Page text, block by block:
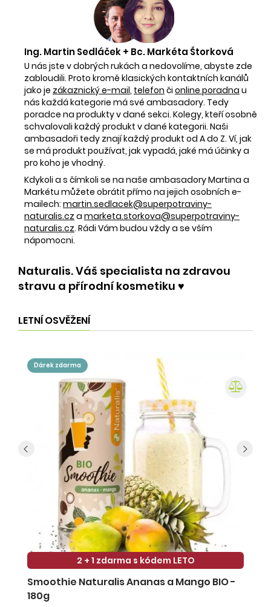
Ing. Martin Sedláček + Bc. Markéta Štorková
U nás jste v dobrých rukách a nedovolíme, abyste zde
zabloudili. Proto kromě klasických kontaktních kanálů
jako je zákaznický e-mail, telefon či online poradna u
nás každá kategorie má své ambasadory. Tedy
poradce na produkty v dané sekci. Kolegy, kteří osobně
schvalovali každý produkt v dané kategorii. Naši
ambasadoři tedy znají každý produkt od A do Z. Ví, jak
se má produkt používat, jak vypadá, jaké má účinky a
pro koho je vhodný.
Kdykoli a s čímkoli se na naše ambasadory Martina a
Markétu můžete obrátit přímo na jejich osobních e-
mailech: martin.sedlacek@superpotraviny-
naturalis.cz a marketa.storkova@superpotraviny-
naturalis.cz. Rádi Vám budou vždy a se vším
nápomocni.
Naturalis. Váš specialista na zdravou
stravu a přírodní kosmetiku ♥️
LETNÍ OSVĚŽENÍ
dárek zdarma
2 + 1 zdarma s kódem LETO
Smoothie Naturalis Ananas a Mango BIO -
180g